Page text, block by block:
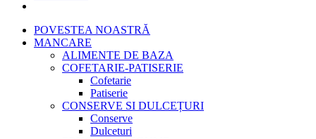
POVESTEA NOASTRĂ
MANCARE
ALIMENTE DE BAZA
COFETARIE-PATISERIE
Cofetarie
Patiserie
CONSERVE SI DULCEȚURI
Conserve
Dulceturi